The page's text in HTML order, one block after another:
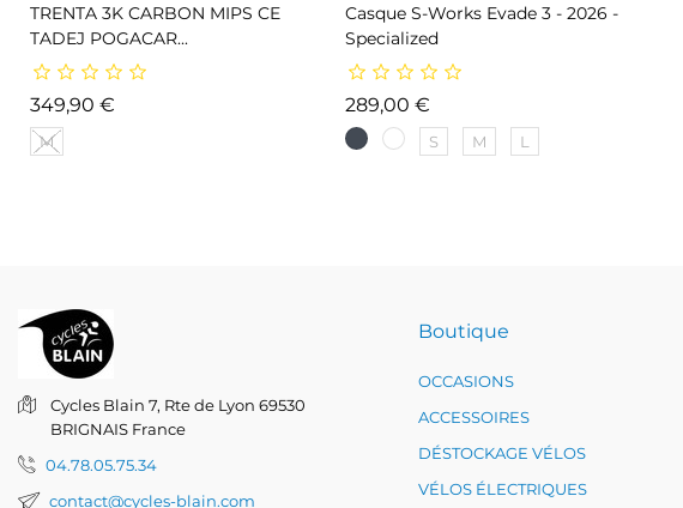
TRENTA 3K CARBON MIPS CE
TADEJ POGACAR...
349,90 €
M
Casque S-Works Evade 3 - 2026 -
Specialized
289,00 €Prix
S M L
Cycles Blain 7, Rte de Lyon 69530
BRIGNAIS France
04.78.05.75.34
contact@cycles-blain.com
Boutique
OCCASIONS
ACCESSOIRES
DÉSTOCKAGE VÉLOS
VÉLOS ÉLECTRIQUES